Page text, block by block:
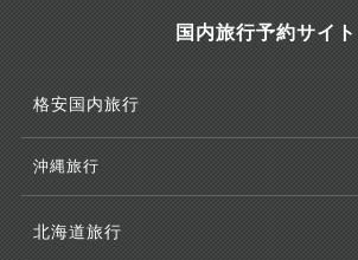
国内旅行予約サイト
格安国内旅行
沖縄旅行
北海道旅行